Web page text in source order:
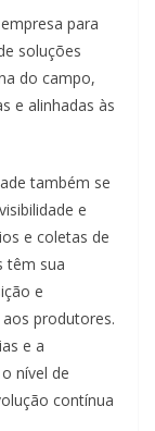
para
soluções
do campo,
e alinhadas às
também se
e
e coletas de
têm sua
e
produtores.
e a
nível de
contínua